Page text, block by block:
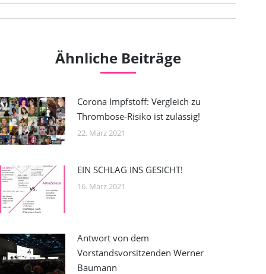
Kommentarnavigation
Ähnliche Beiträge
Corona Impfstoff: Vergleich zu
Thrombose-Risiko ist zulässig!
22. März 2021
EIN SCHLAG INS GESICHT!
16. März 2021
Antwort von dem
Vorstandsvorsitzenden Werner
Baumann